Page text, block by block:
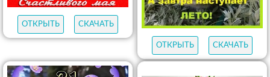
ОТКРЫТЬ СКАЧАТЬ
ОТКРЫТЬ СКАЧАТЬ